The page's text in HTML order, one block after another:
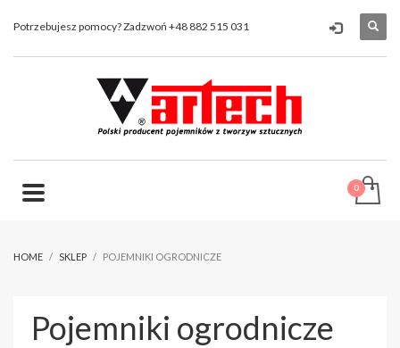
Potrzebujesz pomocy? Zadzwoń +48 882 515 031
HOME SKLEP POJEMNIKI OGRODNICZE
Pojemniki ogrodnicze